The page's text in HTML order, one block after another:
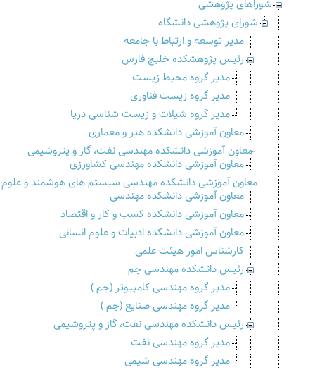
شوراهای پژوهشی
شورای پژوهشی دانشگاه
مدیر توسعه و ارتباط با جامعه
رئیس پژوهشکده خلیج فارس
مدیر گروه محیط زیست
مدیر گروه زیست فناوری
مدیر گروه شیلات و زیست شناسی دریا
معاون آموزشی دانشکده هنر و معماری
معاون آموزشی دانشکده مهندسی نفت، گاز و پتروشیمی
معاون آموزشی دانشکده مهندسی کشاورزی
معاون آموزشی دانشکده مهندسی سیستم های هوشمند و علوم داده
معاون آموزشی دانشکده مهندسی
معاون آموزشی دانشکده کسب و کار و اقتصاد
معاون آموزشی دانشکده ادبیات و علوم انسانی
کارشناس امور هیئت علمی
رئیس دانشکده مهندسی جم
مدیر گروه مهندسی کامپیوتر (جم )
مدیر گروه مهندسی صنایع (جم )
رئیس دانشکده مهندسی نفت، گاز و پتروشیمی
مدیر گروه مهندسی نفت
مدیر گروه مهندسی شیمی